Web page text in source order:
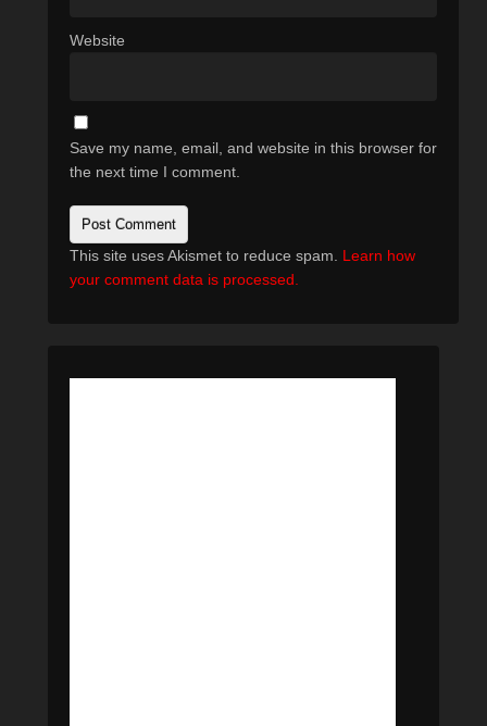
Website
Save my name, email, and website in this browser for
the next time I comment.
This site uses Akismet to reduce spam. Learn how
your comment data is processed.